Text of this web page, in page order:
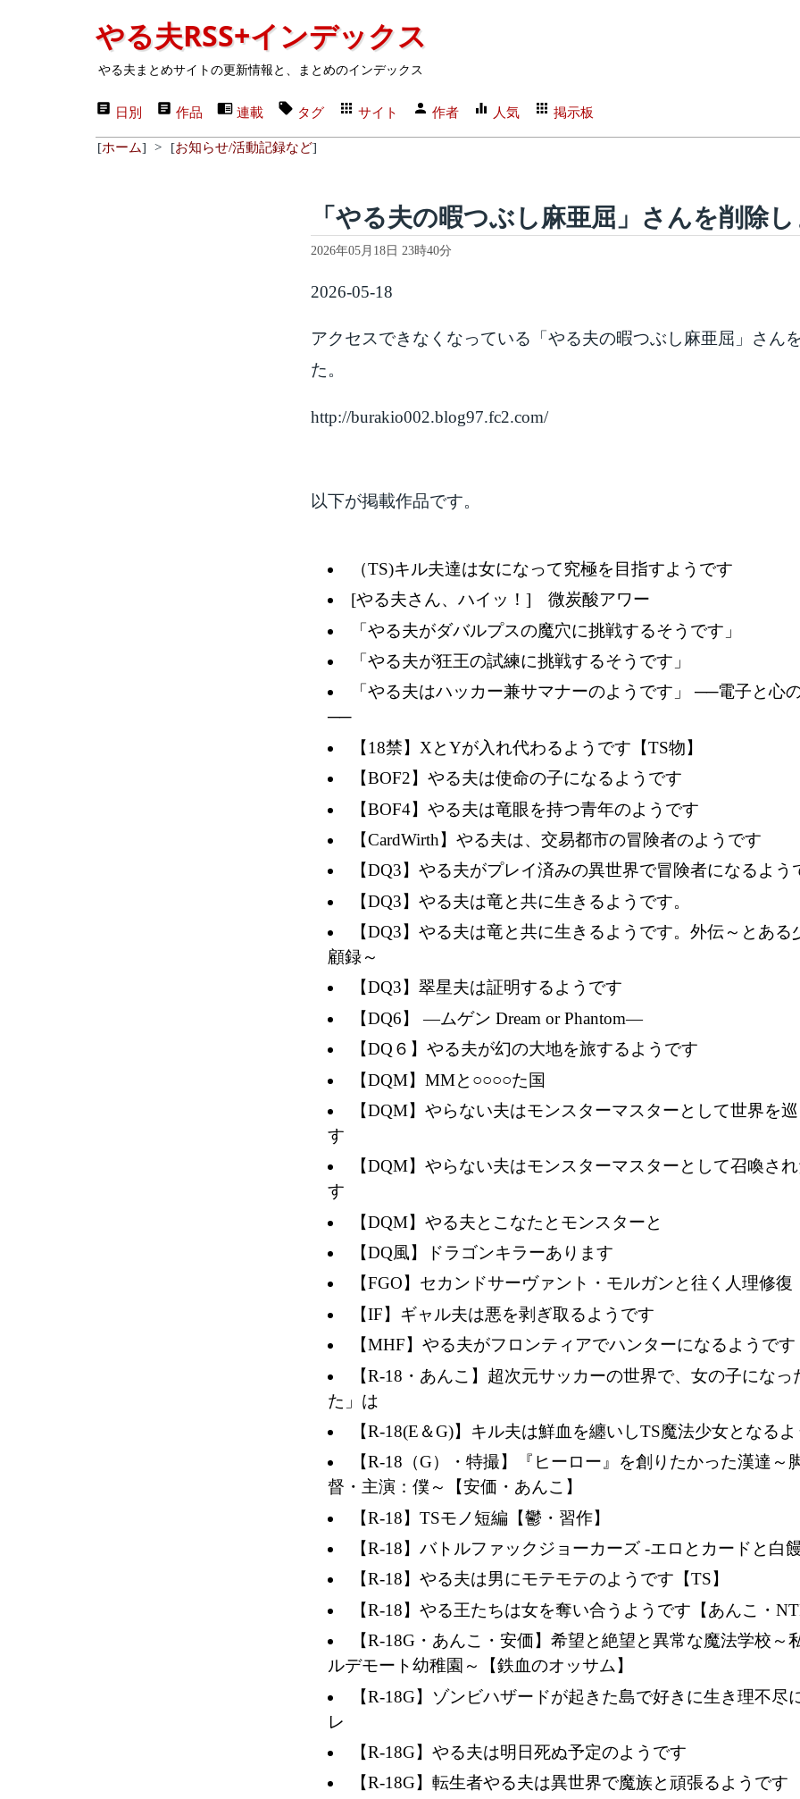
やる夫RSS+インデックス
やる夫まとめサイトの更新情報と、まとめのインデックス
日別 作品 連載 タグ サイト 作者 人気 掲示板
[ホーム] > [お知らせ/活動記録など]
「やる夫の暇つぶし麻亜屈」さんを削除
2026年05月18日 23時40分
2026-05-18
アクセスできなくなっている「やる夫の暇つぶし麻亜屈」さん
た。
http://burakio002.blog97.fc2.com/
以下が掲載作品です。
（TS)キル夫達は女になって究極を目指すようです
[やる夫さん、ハイッ！] 微炭酸アワー
「やる夫がダバルプスの魔穴に挑戦するそうです」
「やる夫が狂王の試練に挑戦するそうです」
「やる夫はハッカー兼サマナーのようです」 ──電子と心
──
【18禁】XとYが入れ代わるようです【TS物】
【BOF2】やる夫は使命の子になるようです
【BOF4】やる夫は竜眼を持つ青年のようです
【CardWirth】やる夫は、交易都市の冒険者のようです
【DQ3】やる夫がプレイ済みの異世界で冒険者になるよう
【DQ3】やる夫は竜と共に生きるようです。
【DQ3】やる夫は竜と共に生きるようです。外伝～とある
顧録～
【DQ3】翠星夫は証明するようです
【DQ6】 ―ムゲン Dream or Phantom―
【DQ６】やる夫が幻の大地を旅するようです
【DQM】MMと○○○○た国
【DQM】やらない夫はモンスターマスターとして世界を
す
【DQM】やらない夫はモンスターマスターとして召喚さ
す
【DQM】やる夫とこなたとモンスターと
【DQ風】ドラゴンキラーあります
【FGO】セカンドサーヴァント・モルガンと往く人理修復
【IF】ギャル夫は悪を剥ぎ取るようです
【MHF】やる夫がフロンティアでハンターになるようです
【R-18・あんこ】超次元サッカーの世界で、女の子になっ
た」は
【R-18(E＆G)】キル夫は鮮血を纏いしTS魔法少女となる
【R-18（G）・特撮】『ヒーロー』を創りたかった漢達～
督・主演：僕～【安価・あんこ】
【R-18】TSモノ短編【鬱・習作】
【R-18】バトルファックジョーカーズ -エロとカードと白
【R-18】やる夫は男にモテモテのようです【TS】
【R-18】やる王たちは女を奪い合うようです【あんこ・
【R-18G・あんこ・安価】希望と絶望と異常な魔法学校～
ルデモート幼稚園～【鉄血のオッサム】
【R-18G】ゾンビハザードが起きた島で好きに生き理不尽
レ
【R-18G】やる夫は明日死ぬ予定のようです
【R-18G】転生者やる夫は異世界で魔族と頑張るようです